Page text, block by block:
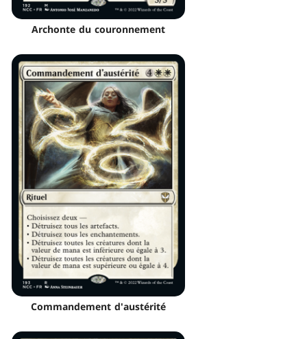
Archonte du couronnement
Commandement d'austérité